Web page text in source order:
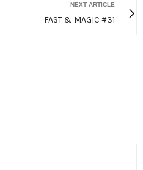
NEXT ARTICLE
FAST & MAGIC #31